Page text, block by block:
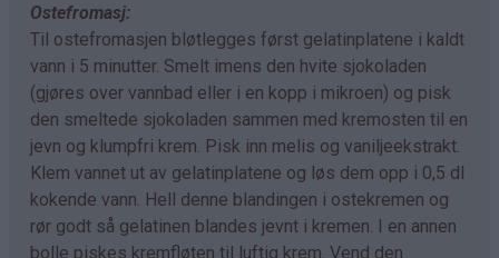
Ostefromasj:
Til ostefromasjen bløtlegges først gelatinplatene i kaldt
vann i 5 minutter. Smelt imens den hvite sjokoladen
(gjøres over vannbad eller i en kopp i mikroen) og pisk
den smeltede sjokoladen sammen med kremosten til en
jevn og klumpfri krem. Pisk inn melis og vaniljeekstrakt.
Klem vannet ut av gelatinplatene og løs dem opp i 0,5 dl
kokende vann. Hell denne blandingen i ostekremen og
rør godt så gelatinen blandes jevnt i kremen. I en annen
bolle piskes kremfløten til luftig krem. Vend den